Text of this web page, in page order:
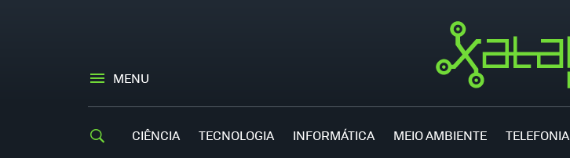
MENU
CIÊNCIA TECNOLOGIA INFORMÁTICA MEIO AMBIENTE TELEFONIA